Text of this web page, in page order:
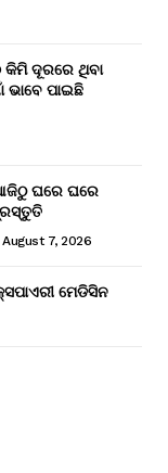
କିମି ଦୂରରେ ଥିବା
ଭାବେ ପାଇଛି
ଘରେ ଘରେ
August 7, 2026
ମେଡିସିନ